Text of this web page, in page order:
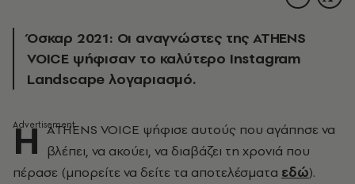
Όσκαρ 2021: Οι αναγνώστες της ATHENS
VOICE ψήφισαν το καλύτερο Instagram
Landscape λογαριασμό.
Η ATHENS VOICE ψήφισε αυτούς που αγάπησε να
βλέπει, να ακούει, να διαβάζει τη χρονιά που
πέρασε (μπορείτε να δείτε τα αποτελέσματα εδώ).